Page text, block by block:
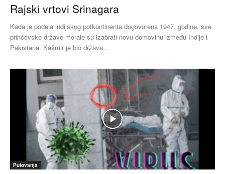
Rajski vrtovi Srinagara
Kada je podela indijskog potkontinenta dogovorena 1947. godine, sve
prinčevske države morale su izabrati novu domovinu između Indije i
Pakistana. Kašmir je bio država...
Putovanja